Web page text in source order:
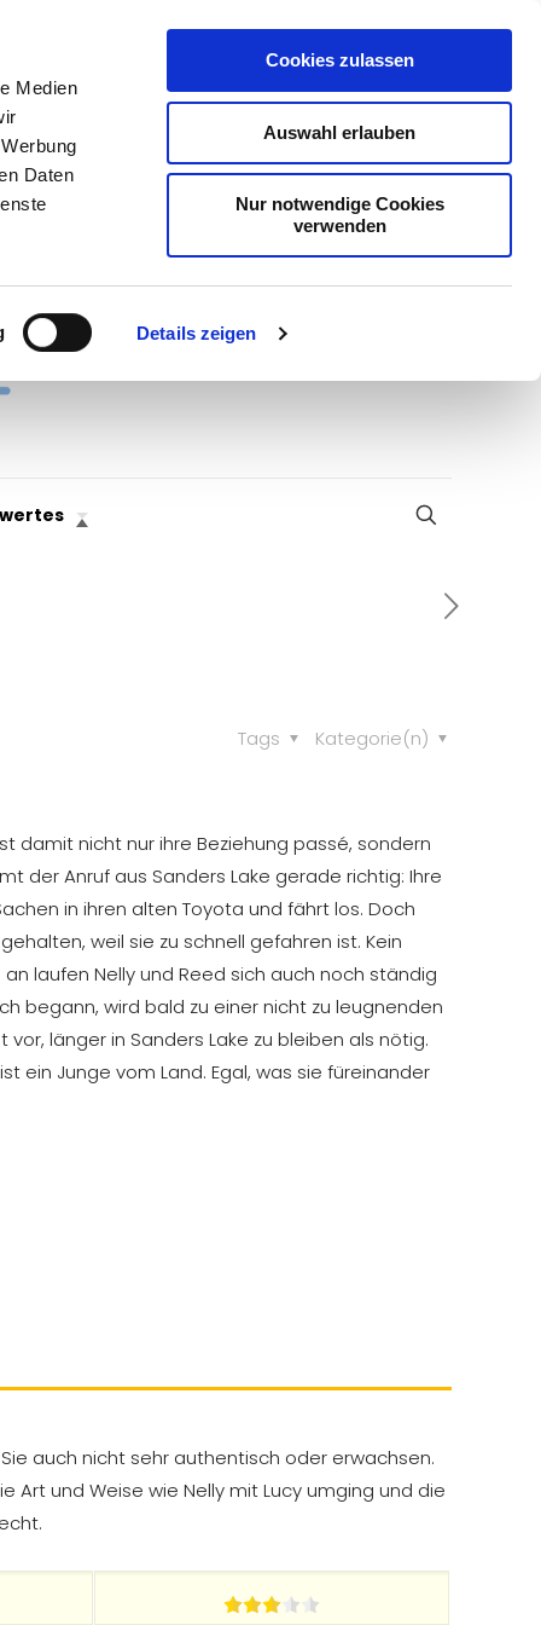
Medien
Daten
Details zeigen
Cookies zulassen
Auswahl erlauben
Nur notwendige Cookies
verwenden
Kategorie(n)
Tags
damit nicht nur ihre Beziehung passé, sondern
der Anruf aus Sanders Lake gerade richtig: Ihre
in ihren alten Toyota und fährt los. Doch
weil sie zu schnell gefahren ist. Kein
laufen Nelly und Reed sich auch noch ständig
begann, wird bald zu einer nicht zu leugnenden
länger in Sanders Lake zu bleiben als nötig.
ein Junge vom Land. Egal, was sie füreinander
auch nicht sehr authentisch oder erwachsen.
und Weise wie Nelly mit Lucy umging und die